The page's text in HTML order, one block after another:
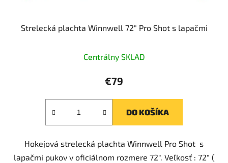
Strelecká plachta Winnwell 72" Pro Shot s lapačmi
hodnotenie
produktu
hviezdičiek.
Centrálny SKLAD
€79
DO KOŠÍKA
Hokejová strelecká plachta Winnwell Pro Shot s
lapačmi pukov v oficiálnom rozmere 72". Veľkosť : 72" (